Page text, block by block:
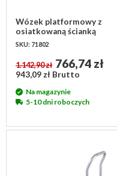
Wózek platformowy z
osiatkowaną ścianką
1325x800x1015mm
SKU: 71802
1.142,90 zł 766,74 zł
943,09 zł Brutto
Na magazynie
5-10 dni roboczych